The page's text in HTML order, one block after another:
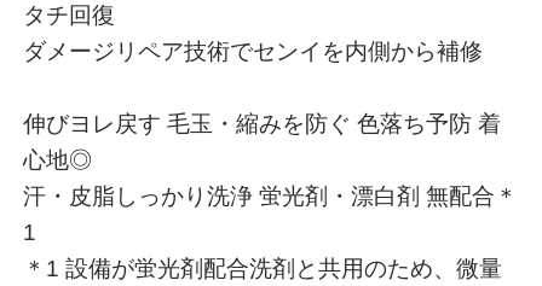
タチ回復
ダメージリペア技術でセンイを内側から補修
伸びヨレ戻す 毛玉・縮みを防ぐ 色落ち予防 着
心地◎
汗・皮脂しっかり洗浄 蛍光剤・漂白剤 無配合＊
1
＊1 設備が蛍光剤配合洗剤と共用のため、微量